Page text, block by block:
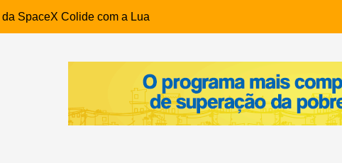
SpaceX Colide com a Lua
Metros, Afirma a Nasa
Cabo Daciolo Tem